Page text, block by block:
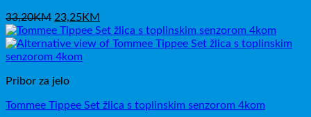
33,20KM Izvorna
cijena
bila
je:
23,25KM
cijena
je:
Pribor za jelo
Tommee Tippee Set žlica s toplinskim senzorom 4kom